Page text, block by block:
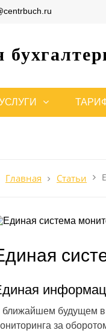
Главная Статьи
ближайшем будущем в
за